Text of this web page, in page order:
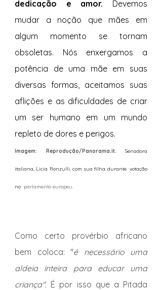
dedicação e amor. Devemos
mudar a noção que mães em
algum momento se tornam
obsoletas. Nós enxergamos a
potência de uma mãe em suas
diversas formas, aceitamos suas
aflições e as dificuldades de criar
um ser humano em um mundo
repleto de dores e perigos.
Imagem: Reprodução/Panorama.it. Senadora
italiana, Licia Ronzulli, com sua filha durante  votação
no parlamento europeu.
Como certo provérbio africano
bem coloca: "é necessário uma
aldeia inteira para educar uma
criança". É por isso que a Pitada